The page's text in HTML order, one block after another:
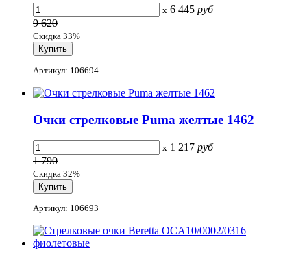
x 6 445 руб
9 620
Скидка 33%
Артикул: 106694
Очки стрелковые Puma желтые 1462
x 1 217 руб
1 790
Скидка 32%
Артикул: 106693